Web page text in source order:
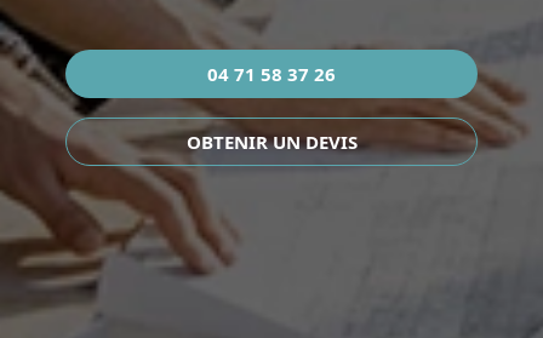
04 71 58 37 26
OBTENIR UN DEVIS